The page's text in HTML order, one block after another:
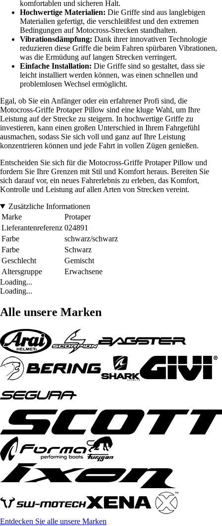
komfortablen und sicheren Halt.
Hochwertige Materialien: Die Griffe sind aus langlebigen
Materialien gefertigt, die verschleißfest und den extremen
Bedingungen auf Motocross-Strecken standhalten.
Vibrationsdämpfung: Dank ihrer innovativen Technologie
reduzieren diese Griffe die beim Fahren spürbaren Vibrationen,
was die Ermüdung auf langen Strecken verringert.
Einfache Installation: Die Griffe sind so gestaltet, dass sie
leicht installiert werden können, was einen schnellen und
problemlosen Wechsel ermöglicht.
Egal, ob Sie ein Anfänger oder ein erfahrener Profi sind, die
Motocross-Griffe Protaper Pillow sind eine kluge Wahl, um Ihre
Leistung auf der Strecke zu steigern. In hochwertige Griffe zu
investieren, kann einen großen Unterschied in Ihrem Fahrgefühl
ausmachen, sodass Sie sich voll und ganz auf Ihre Leistung
konzentrieren können und jede Fahrt in vollen Zügen genießen.
Entscheiden Sie sich für die Motocross-Griffe Protaper Pillow und
fordern Sie Ihre Grenzen mit Stil und Komfort heraus. Bereiten Sie
sich darauf vor, ein neues Fahrerlebnis zu erleben, das Komfort,
Kontrolle und Leistung auf allen Arten von Strecken vereint.
Zusätzliche Informationen
Marke
Protaper
Lieferantenreferenz 024891
Farbe
schwarz/schwarz
Farbe
Schwarz
Geschlecht
Gemischt
Altersgruppe
Erwachsene
Loading...
Loading...
Alle unsere Marken
Entdecken Sie alle unsere Marken